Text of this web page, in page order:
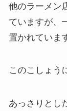
他のラーメン
ていますが、
置かれていま
このこしょう
あっさりとし